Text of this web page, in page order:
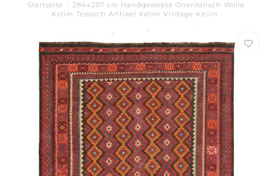
Startseite
284x207 cm Handgewebte Orientalisch Wolle
Kelim Teppich Antiker Kelim Vintage-Kelim